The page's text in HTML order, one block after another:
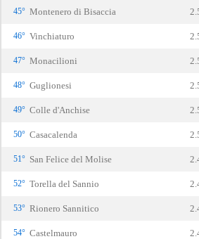
45° Montenero di Bisaccia
46° Vinchiaturo
47° Monacilioni
48° Guglionesi
49° Colle d'Anchise
50° Casacalenda
51° San Felice del Molise
52° Torella del Sannio
53° Rionero Sannitico
54° Castelmauro